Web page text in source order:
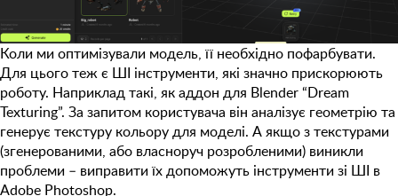
Коли ми оптимізували модель, її необхідно пофарбувати.
Для цього теж є ШІ інструменти, які значно прискорюють
роботу. Наприклад такі, якаддон для Blender “Dream
Texturing”. За запитом користувача він аналізує геометрію та
генерує текстуру кольору для моделі. А якщо з текстурами
(згенерованими, або власноруч розробленими) виникли
проблеми – виправити їх допоможуть інструменти зі ШІ в
Adobe Photoshop.